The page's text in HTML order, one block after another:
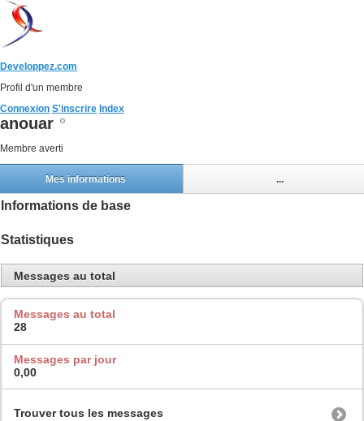
Developpez.com
Profil d'un membre
Connexion S'inscrire Index
anouar
Membre averti
Mes informations ...
Informations de base
Statistiques
Messages au total
Messages au total
28
Messages par jour
0,00
Trouver tous les messages